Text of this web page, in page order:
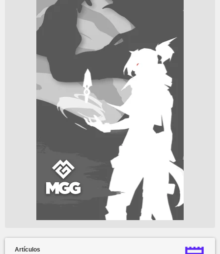
Artículos